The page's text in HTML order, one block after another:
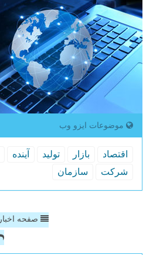
موضوعات ایزو وب
اقتصاد بازار تولید آینده
شركت
سازمان
صفحه اخبار